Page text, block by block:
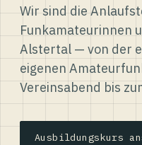
Wir sind die
Funkamateurinnen
Alstertal — von der
eigenen
Vereinsabend bis
Ausbildungskurs